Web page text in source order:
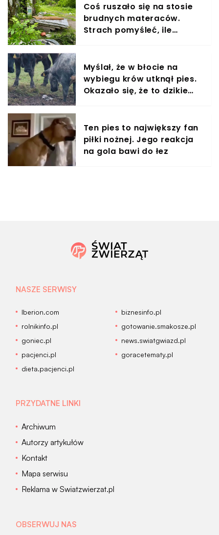
Coś ruszało się na stosie
brudnych materaców.
Strach pomyśleć, ile
Myślał, że w błocie na
wybiegu krów utknął pies.
Okazało się, że to dzikie
Ten pies to największy fan
piłki nożnej. Jego reakcja
na gola bawi do łez
NASZE SERWISY
Iberion.com
biznesinfo.pl
rolnikinfo.pl
gotowanie.smakosze.pl
goniec.pl
news.swiatgwiazd.pl
pacjenci.pl
goracetematy.pl
dieta.pacjenci.pl
PRZYDATNE LINKI
Archiwum
Autorzy artykułów
Kontakt
Mapa serwisu
Reklama w Swiatzwierzat.pl
OBSERWUJ NAS